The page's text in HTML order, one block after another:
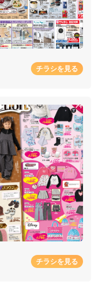
チラシを見る
チラシを見る